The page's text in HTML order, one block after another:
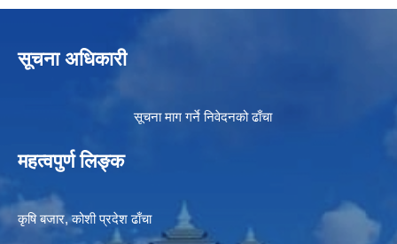
सूचना अधिकारी
सूचना माग गर्ने निवेदनको ढाँचा
महत्वपुर्ण लिङ्क
कृषि बजार, कोशी प्रदेश ढाँचा